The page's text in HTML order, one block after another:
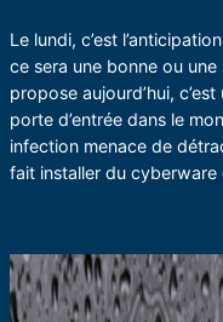
Le lundi, c’est
ce sera une bonne ou une
propose aujourd’hui,
porte d’entrée dans le
infection menace de
fait installer du